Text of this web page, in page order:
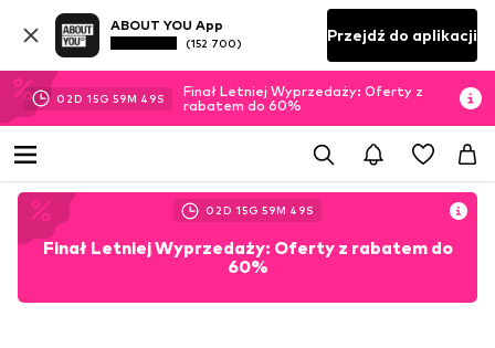
ABOUT YOU App
(152 700) Przejdź do aplikacji
02D 15G 59M 46S
Finał Letniej Wyprzedaży: Oferty z
rabatem do 60%
02D 15G 59M 46S
Finał Letniej Wyprzedaży: Oferty z rabatem do
60%